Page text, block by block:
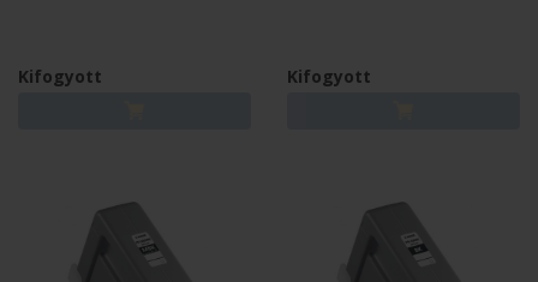
Kifogyott Kifogyott